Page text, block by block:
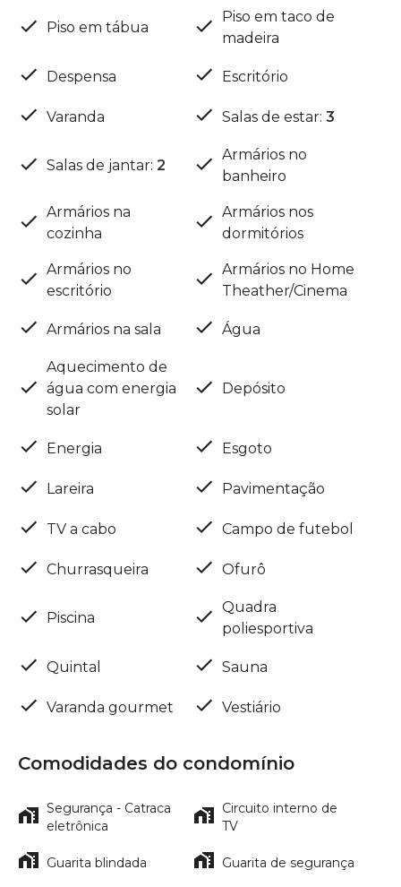
Piso em tábua
Piso em taco de
madeira
Despensa Escritório
Varanda Salas de estar: 3
Salas de jantar: 2
Armários no
banheiro
Armários na
cozinha
Armários nos
dormitórios
Armários no
escritório
Armários no Home
Theather/Cinema
Armários na sala Água
Aquecimento de
água com energia
solar
Depósito
Energia Esgoto
Lareira Pavimentação
TV a cabo Campo de futebol
Churrasqueira Ofurô
Piscina
Quadra
poliesportiva
Quintal Sauna
Varanda gourmet Vestiário
Comodidades do condomínio
Segurança - Catraca
eletrônica
Circuito interno de
TV
Guarita blindada Guarita de segurança